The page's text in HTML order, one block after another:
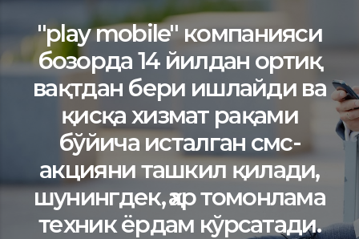
"play mobile" компанияси
бозорда 14 йилдан ортиқ
вақтдан бери ишлайди ва
қисқа хизмат рақами
бўйича исталган смс-
акцияни ташкил қилади,
шунингдек, ҳар томонлама
техник ёрдам кўрсатади.